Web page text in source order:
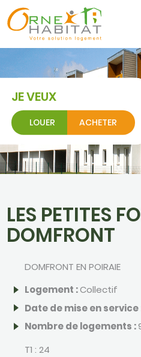
JE VEUX
LOUER ACHETER
LES PETITES
DOMFRONT
DOMFRONT EN POIRAIE
Logement :Collectif
Date de mise en service
Nombre de logements :
T1 :24